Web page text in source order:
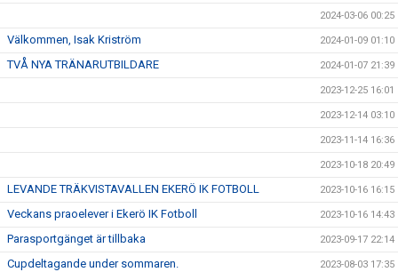
2024-03-06 00:25
Välkommen, Isak Kriström 2024-01-09 01:10
TVÅ NYA TRÄNARUTBILDARE 2024-01-07 21:39
2023-12-25 16:01
2023-12-14 03:10
2023-11-14 16:36
2023-10-18 20:49
LEVANDE TRÄKVISTAVALLEN EKERÖ IK FOTBOLL 2023-10-16 16:15
Veckans praoelever i Ekerö IK Fotboll 2023-10-16 14:43
Parasportgänget är tillbaka 2023-09-17 22:14
Cupdeltagande under sommaren. 2023-08-03 17:35